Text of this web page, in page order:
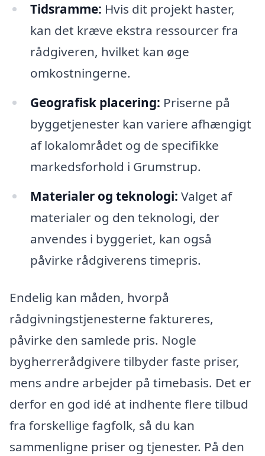
Tidsramme: Hvis dit projekt haster,
kan det kræve ekstra ressourcer fra
rådgiveren, hvilket kan øge
omkostningerne.
Geografisk placering: Priserne på
byggetjenester kan variere afhængigt
af lokalområdet og de specifikke
markedsforhold i Grumstrup.
Materialer og teknologi: Valget af
materialer og den teknologi, der
anvendes i byggeriet, kan også
påvirke rådgiverens timepris.
Endelig kan måden, hvorpå
rådgivningstjenesterne faktureres,
påvirke den samlede pris. Nogle
bygherrerådgivere tilbyder faste priser,
mens andre arbejder på timebasis. Det er
derfor en god idé at indhente flere tilbud
fra forskellige fagfolk, så du kan
sammenligne priser og tjenester. På den